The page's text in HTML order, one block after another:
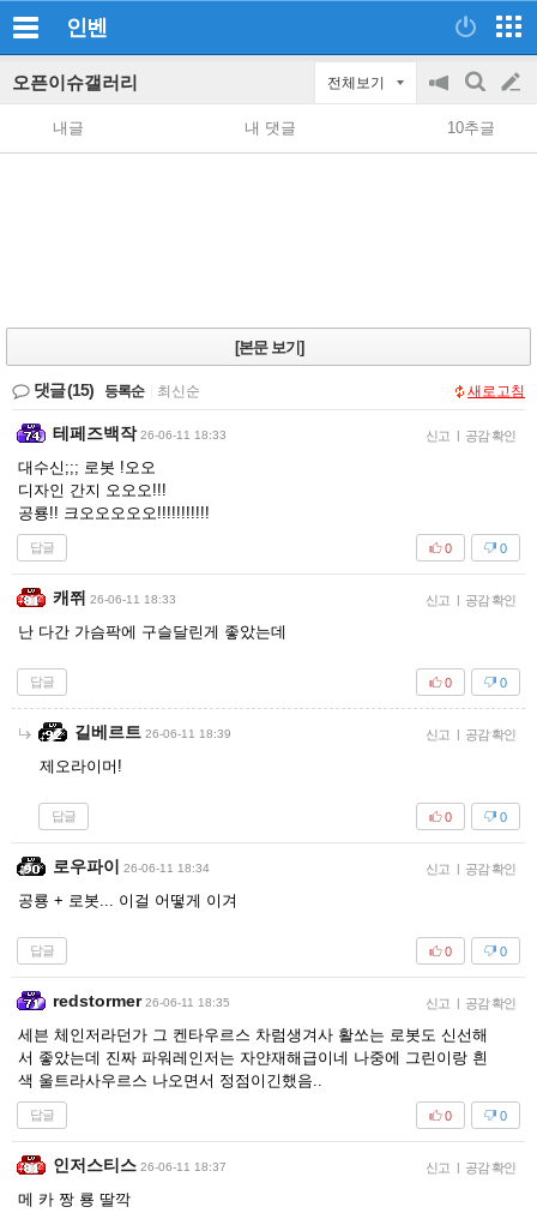
인벤
오픈이슈갤러리 전체보기
공
지
on/off
검
색
글
쓰
내글 내 댓글 10추글
[본문 보기]
댓글(15) 등록순 최신순 새로고침
테페즈백작 26-06-11 18:33 신고 | 공감 확인
대수신;;; 로봇 !오오
디자인 간지 오오오!!!
공룡!! 크오오오오오!!!!!!!!!!!
답글 0
0
캐쮜 26-06-11 18:33 신고 | 공감 확인
난 다간 가슴팍에 구슬달린게 좋았는데
답글 0
0
길베르트 26-06-11 18:39 신고 | 공감 확인
제오라이머!
답글 0
0
로우파이 26-06-11 18:34 신고 | 공감 확인
공룡 + 로봇... 이걸 어떻게 이겨
답글 0
0
redstormer 26-06-11 18:35 신고 | 공감 확인
세븐 체인저라던가 그 켄타우르스 차럼생겨사 활쏘는 로봇도 신선해
서 좋았는데 진짜 파워레인저는 자얀재해급이네 나중에 그린이랑 흰
색 울트라사우르스 나오면서 정점이긴했음..
답글 0
0
인저스티스 26-06-11 18:37 신고 | 공감 확인
메 카 짱 룡 딸깍